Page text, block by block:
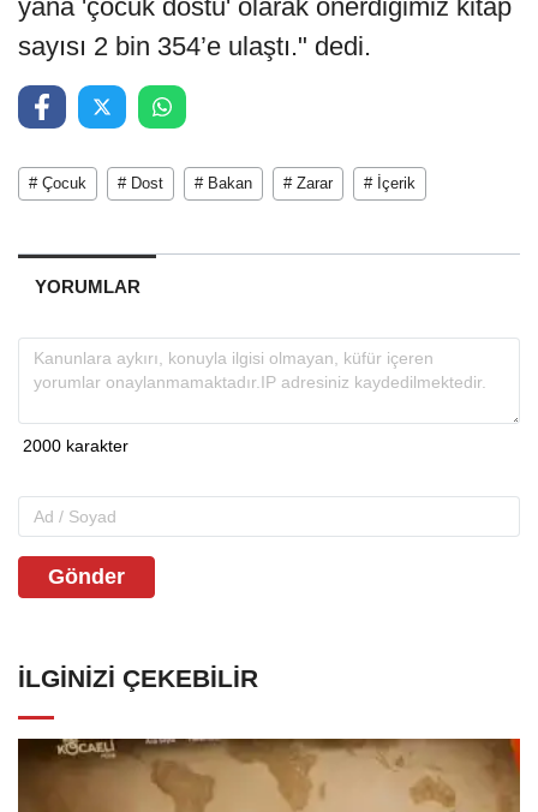
yana 'çocuk dostu' olarak önerdiğimiz kitap
sayısı 2 bin 354’e ulaştı." dedi.
# Çocuk # Dost # Bakan # Zarar # İçerik
YORUMLAR
Gönder
İLGINIZI ÇEKEBILIR